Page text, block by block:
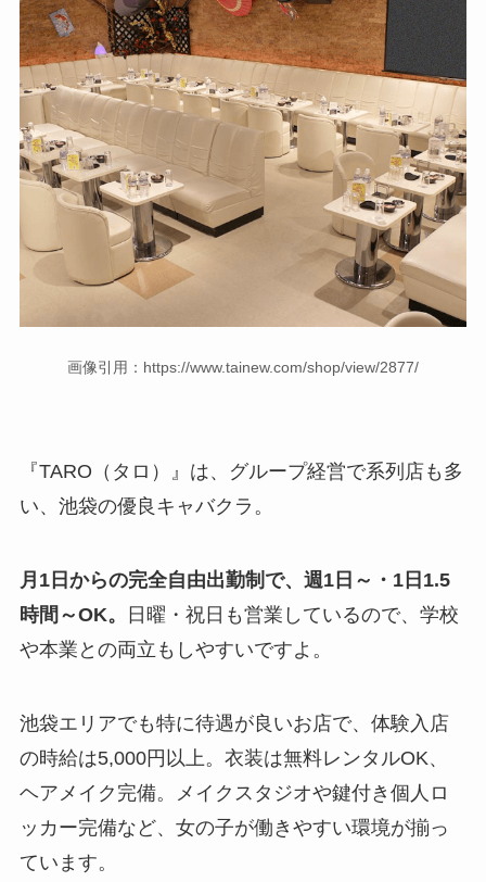
画像引用：https://www.tainew.com/shop/view/2877/
『TARO（タロ）』は、グループ経営で系列店も多
い、池袋の優良キャバクラ。
月1日からの完全自由出勤制で、週1日～・1日1.5
時間～OK。
日曜・祝日も営業しているので、学校
や本業との両立もしやすいですよ。
池袋エリアでも特に待遇が良いお店で、体験入店
の時給は5,000円以上。衣装は無料レンタルOK、
ヘアメイク完備。メイクスタジオや鍵付き個人ロ
ッカー完備など、女の子が働きやすい環境が揃っ
ています。